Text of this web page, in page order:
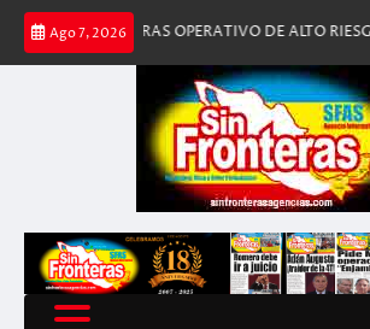
Saltar
contenido
Ago 7, 2026
TRAS OPERATIVO DE ALTO RIESGO EN EL